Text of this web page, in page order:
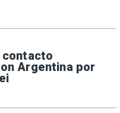
contacto
Argentina por